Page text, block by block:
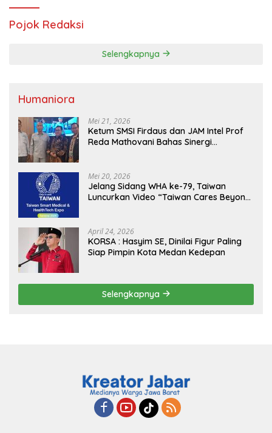
Pojok Redaksi
Selengkapnya
Humaniora
Mei 21, 2026
Ketum SMSI Firdaus dan JAM Intel Prof
Reda Mathovani Bahas Sinergi
MBG, Perkuat Pengawasan Program
Pemerintah
Mei 20, 2026
Jelang Sidang WHA ke-79, Taiwan
Luncurkan Video “Taiwan Cares Beyond
April 24, 2026
KORSA : Hasyim SE, Dinilai Figur Paling
Siap Pimpin Kota Medan Kedepan
Selengkapnya